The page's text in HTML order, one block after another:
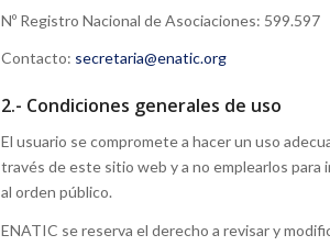
Nº Registro Nacional de Asociaciones: 599.597
Contacto: secretaria@enatic.org
2.- Condiciones generales de uso
El usuario se compromete a hacer un uso
través de este sitio web y a no emplearlos para
al orden público.
ENATIC se reserva el derecho a revisar y